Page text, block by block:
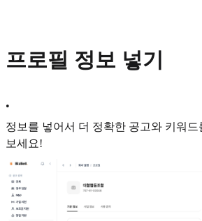
프로필 정보 넣기
•
정보를 넣어서 더 정확한 공고와 키워
보세요!